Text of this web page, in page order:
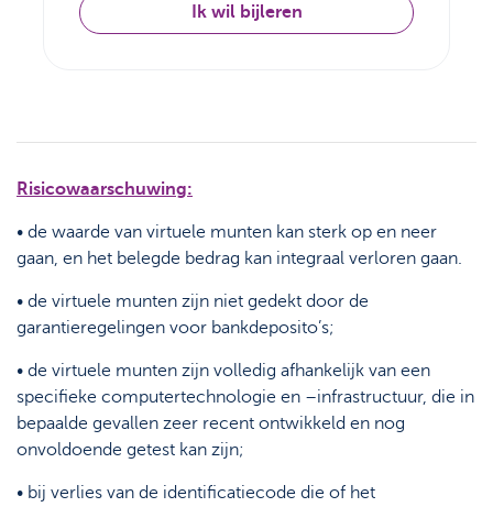
Ik wil bijleren
Risicowaarschuwing:
• de waarde van virtuele munten kan sterk op en neer
gaan, en het belegde bedrag kan integraal verloren gaan.
• de virtuele munten zijn niet gedekt door de
garantieregelingen voor bankdeposito’s;
• de virtuele munten zijn volledig afhankelijk van een
specifieke computertechnologie en –infrastructuur, die in
bepaalde gevallen zeer recent ontwikkeld en nog
onvoldoende getest kan zijn;
• bij verlies van de identificatiecode die of het